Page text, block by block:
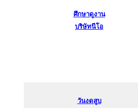
ศึกษาดูงาน
บริษัทนีโอ
วันงดสูบ